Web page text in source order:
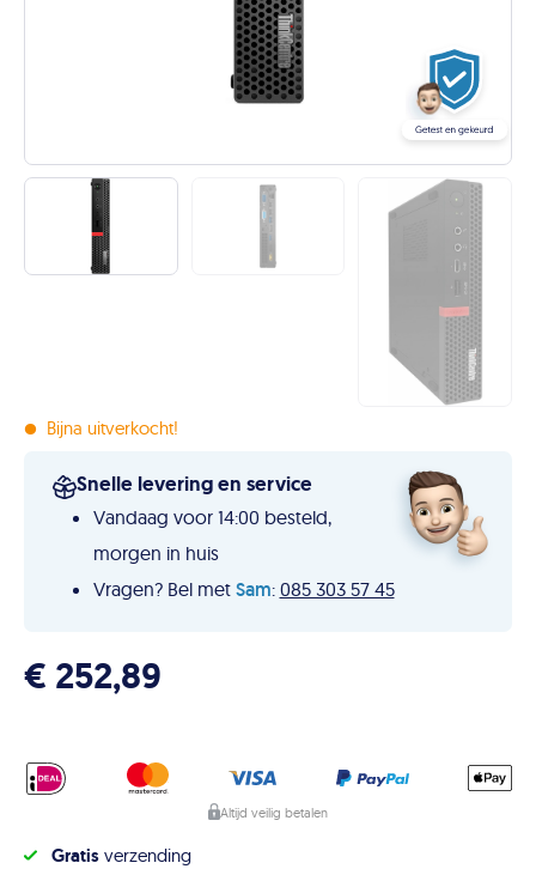
• Bijna uitverkocht!
Snelle levering en service
Vandaag voor 14:00 besteld,
morgen in huis
Vragen? Bel met Sam: 085 303 57 45
€ 252,89
Altijd veilig betalen
Gratisverzending